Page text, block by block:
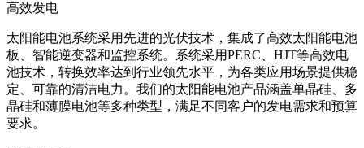
高效发电
太阳能电池系统采用先进的光伏技术，集成了高效太阳能电池
板、智能逆变器和监控系统。系统采用PERC、HJT等高效电
池技术，转换效率达到行业领先水平，为各类应用场景提供稳
定、可靠的清洁电力。我们的太阳能电池产品涵盖单晶硅、多
晶硅和薄膜电池等多种类型，满足不同客户的发电需求和预算
要求。